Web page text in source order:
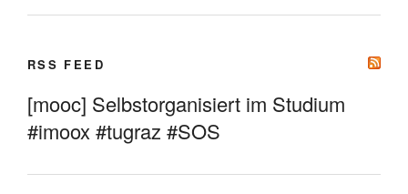
RSS FEED
[mooc] Selbstorganisiert im Studium
#imoox #tugraz #SOS